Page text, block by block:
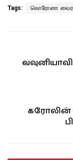
தடுப்பூசியால்தான்
பிரித்தானியாவில்…
Tags: கொரோனா
கரோலின்